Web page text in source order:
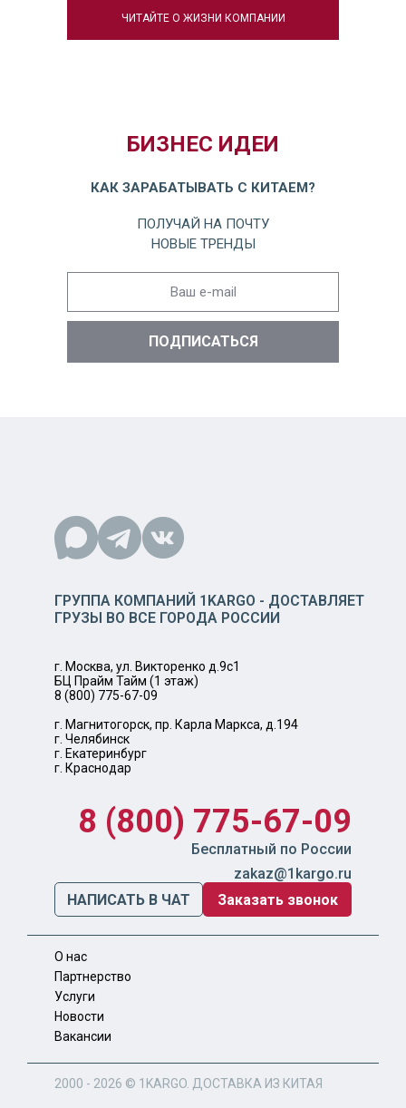
ЧИТАЙТЕ О ЖИЗНИ КОМПАНИИ
БИЗНЕС ИДЕИ
КАК ЗАРАБАТЫВАТЬ С КИТАЕМ?
ПОЛУЧАЙ НА ПОЧТУ
НОВЫЕ ТРЕНДЫ
ГРУППА КОМПАНИЙ 1KARGO - ДОСТАВЛЯЕТ
ГРУЗЫ ВО ВСЕ ГОРОДА РОССИИ
г. Москва, ул. Викторенко д.9с1
БЦ Прайм Тайм (1 этаж)
8 (800) 775-67-09
г. Магнитогорск, пр. Карла Маркса, д.194
г. Челябинск
г. Екатеринбург
г. Краснодар
8 (800) 775-67-09
Бесплатный по России
zakaz@1kargo.ru
НАПИСАТЬ В ЧАТ
Заказать звонок
О нас
Партнерство
Услуги
Новости
Вакансии
2000 - 2026 © 1KARGO . ДОСТАВКА ИЗ КИТАЯ